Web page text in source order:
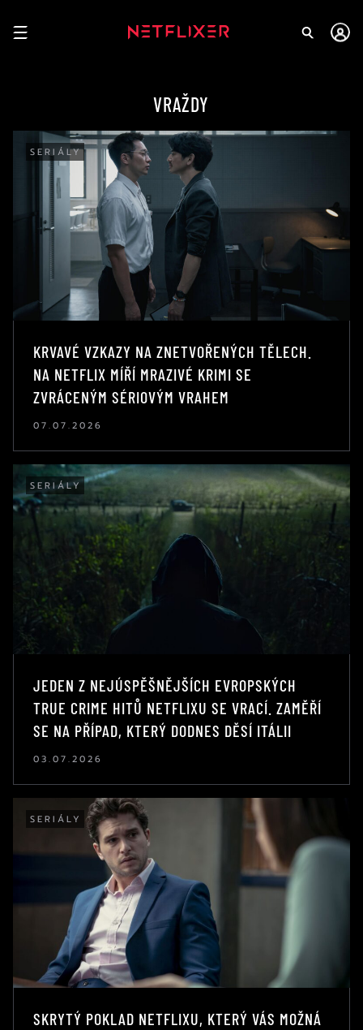
VRAŽDY
SERIÁLY
KRVAVÉ VZKAZY NA ZNETVOŘENÝCH TĚLECH.
NA NETFLIX MÍŘÍ MRAZIVÉ KRIMI SE
ZVRÁCENÝM SÉRIOVÝM VRAHEM
07.07.2026
SERIÁLY
JEDEN Z NEJÚSPĚŠNĚJŠÍCH EVROPSKÝCH
TRUE CRIME HITŮ NETFLIXU SE VRACÍ. ZAMĚŘÍ
SE NA PŘÍPAD, KTERÝ DODNES DĚSÍ ITÁLII
03.07.2026
SERIÁLY
SKRYTÝ POKLAD NETFLIXU, KTERÝ VÁS MOŽNÁ